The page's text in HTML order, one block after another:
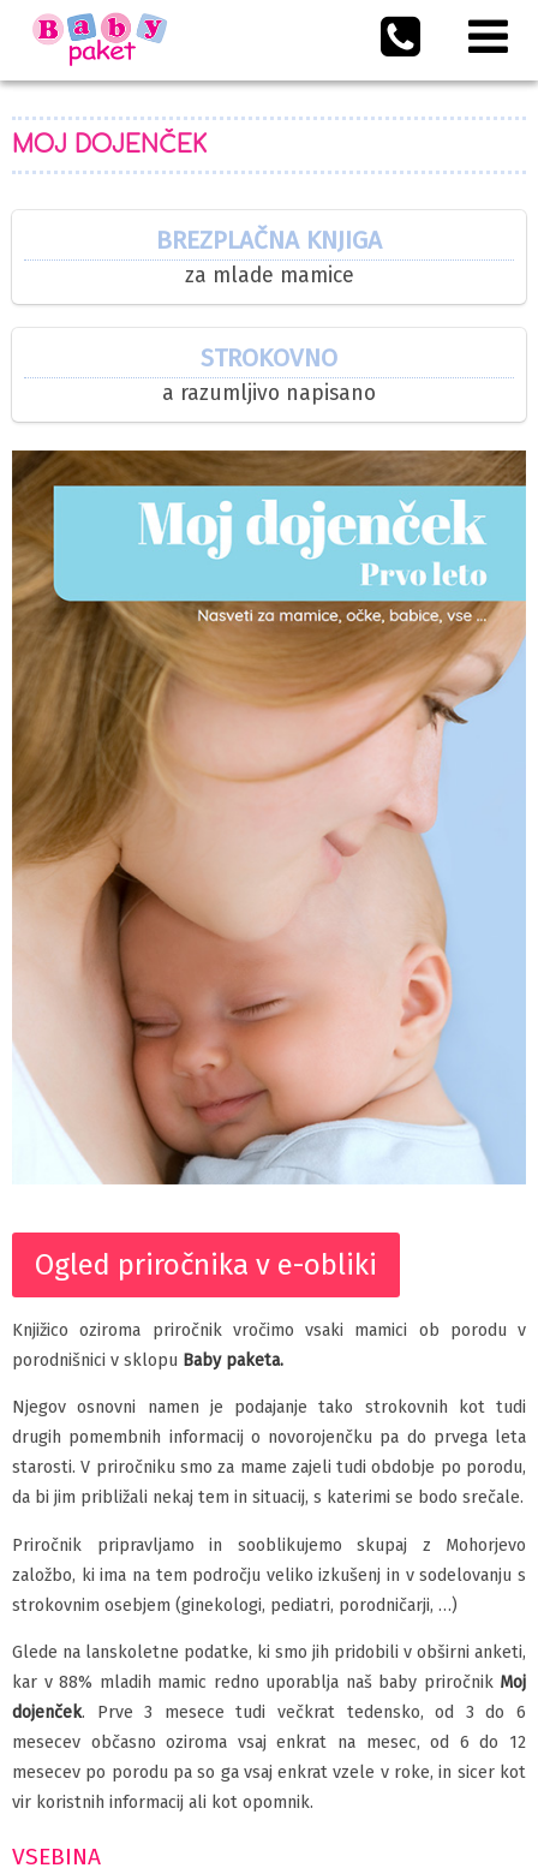
MOJ DOJENČEK
BREZPLAČNA KNJIGA
za mlade mamice
STROKOVNO
a razumljivo napisano
Ogled priročnika v e-obliki
Knjižico oziroma priročnik vročimo vsaki mamici ob porodu v
porodnišnici v sklopu Baby paketa.
Njegov osnovni namen je podajanje tako strokovnih kot tudi
drugih pomembnih informacij o novorojenčku pa do prvega leta
starosti. V priročniku smo za mame zajeli tudi obdobje po porodu,
da bi jim približali nekaj tem in situacij, s katerimi se bodo srečale.
Priročnik pripravljamo in sooblikujemo skupaj z Mohorjevo
založbo, ki ima na tem področju veliko izkušenj in v sodelovanju s
strokovnim osebjem (ginekologi, pediatri, porodničarji, …)
Glede na lanskoletne podatke, ki smo jih pridobili v obširni anketi,
kar v 88% mladih mamic redno uporablja naš baby priročnik Moj
dojenček. Prve 3 mesece tudi večkrat tedensko, od 3 do 6
mesecev občasno oziroma vsaj enkrat na mesec, od 6 do 12
mesecev po porodu pa so ga vsaj enkrat vzele v roke, in sicer kot
vir koristnih informacij ali kot opomnik.
VSEBINA